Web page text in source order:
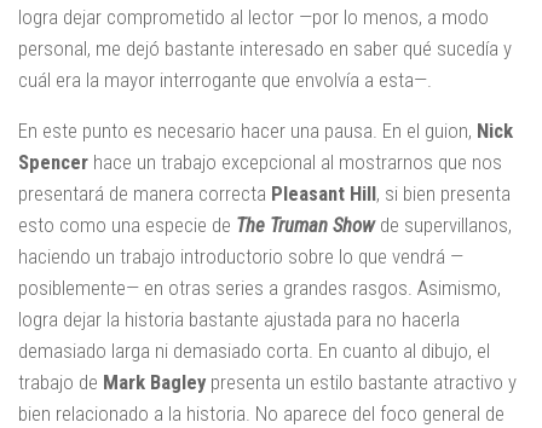
logra dejar comprometido al lector —por lo menos, a modo
personal, me dejó bastante interesado en saber qué sucedía y
cuál era la mayor interrogante que envolvía a esta—.
En este punto es necesario hacer una pausa. En el guion, Nick
Spencer hace un trabajo excepcional al mostrarnos que nos
presentará de manera correcta Pleasant Hill, si bien presenta
esto como una especie de The Truman Showde supervillanos,
haciendo un trabajo introductorio sobre lo que vendrá —
posiblemente— en otras series a grandes rasgos. Asimismo,
logra dejar la historia bastante ajustada para no hacerla
demasiado larga ni demasiado corta. En cuanto al dibujo, el
trabajo de Mark Bagley presenta un estilo bastante atractivo y
bien relacionado a la historia. No aparece del foco general de